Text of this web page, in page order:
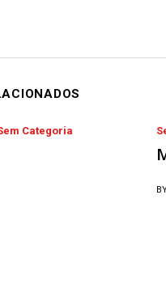
Categoria